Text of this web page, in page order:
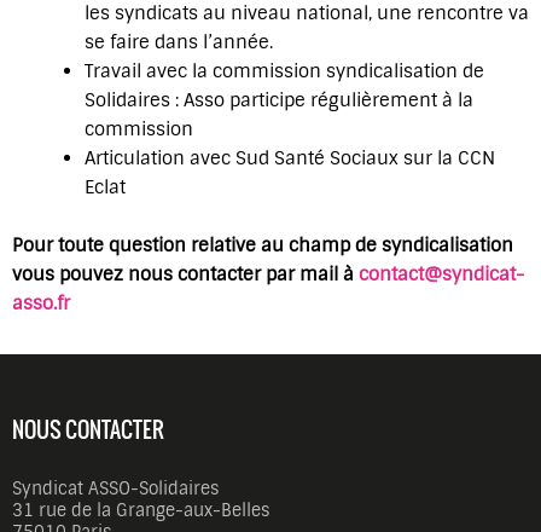
les syndicats au niveau national, une rencontre va
se faire dans l’année.
Travail avec la commission syndicalisation de
Solidaires : Asso participe régulièrement à la
commission
Articulation avec Sud Santé Sociaux sur la CCN
Eclat
Pour toute question relative au champ de syndicalisation
vous pouvez nous contacter par mail à contact@syndicat-
asso.fr
NOUS CONTACTER
Syndicat ASSO-Solidaires
31 rue de la Grange-aux-Belles